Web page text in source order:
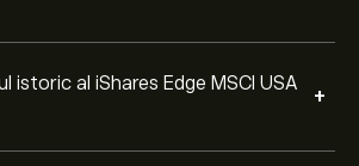
istoric al iShares Edge MSCI USA
+